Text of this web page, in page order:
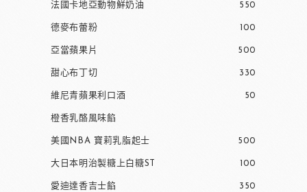
法國卡地亞動物鮮奶油 550
德麥布蕾粉 100
亞當蘋果片 500
甜心布丁切 330
維尼青蘋果利口酒 50
橙香乳酪風味餡
美國NBA 寶莉乳脂起士 500
大日本明治製糖上白糖ST 100
愛迪達香吉士餡 350